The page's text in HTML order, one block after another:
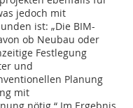
jedoch mit
ist: „Die BIM-
ob Neubau oder
Festlegung
und
Planung
mit